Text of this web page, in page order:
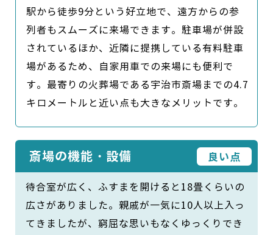
駅から徒歩9分という好立地で、遠方からの参
列者もスムーズに来場できます。駐車場が併設
されているほか、近隣に提携している有料駐車
場があるため、自家用車での来場にも便利で
す。最寄りの火葬場である宇治市斎場までの4.7
斎場の機能・設備 良い点
待合室が広く、ふすまを開けると18畳くらいの
広さがありました。親戚が一気に10人以上入っ
てきましたが、窮屈な思いもなくゆっくりでき